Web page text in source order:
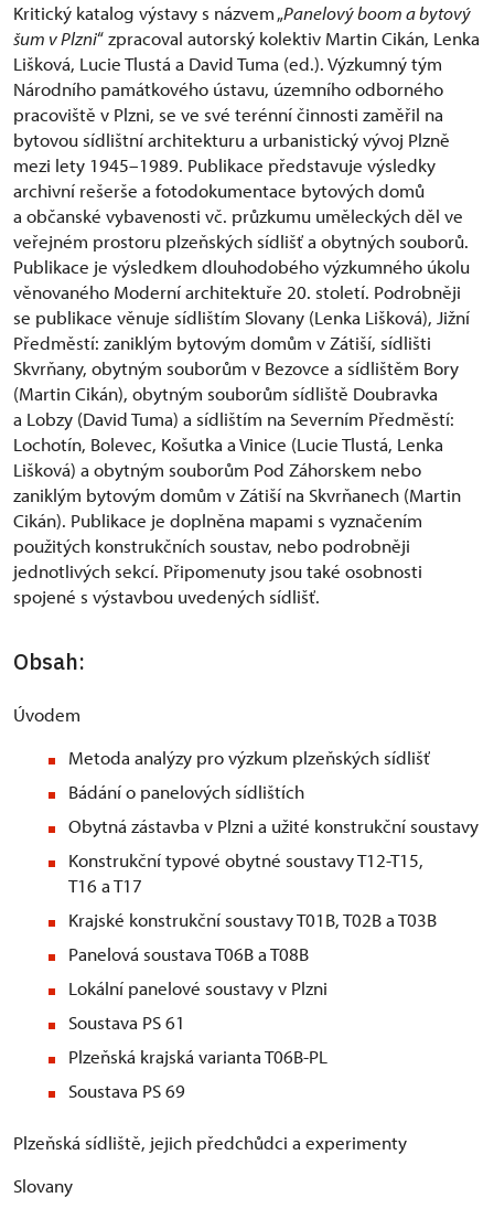
Kritický katalog výstavy s názvem „Panelový boom a bytový
šum v Plzni“ zpracoval autorský kolektiv Martin Cikán, Lenka
Lišková, Lucie Tlustá a David Tuma (ed.). Výzkumný tým
Národního památkového ústavu, územního odborného
pracoviště v Plzni, se ve své terénní činnosti zaměřil na
bytovou sídlištní architekturu a urbanistický vývoj Plzně
mezi lety 1945–1989. Publikace představuje výsledky
archivní rešerše a fotodokumentace bytových domů
a občanské vybavenosti vč. průzkumu uměleckých děl ve
veřejném prostoru plzeňských sídlišť a obytných souborů.
Publikace je výsledkem dlouhodobého výzkumného úkolu
věnovaného Moderní architektuře 20. století. Podrobněji
se publikace věnuje sídlištím Slovany (Lenka Lišková), Jižní
Předměstí: zaniklým bytovým domům v Zátiší, sídlišti
Skvrňany, obytným souborům v Bezovce a sídlištěm Bory
(Martin Cikán), obytným souborům sídliště Doubravka
a Lobzy (David Tuma) a sídlištím na Severním Předměstí:
Lochotín, Bolevec, Košutka a Vinice (Lucie Tlustá, Lenka
Lišková) a obytným souborům Pod Záhorskem nebo
zaniklým bytovým domům v Zátiší na Skvrňanech (Martin
Cikán). Publikace je doplněna mapami s vyznačením
použitých konstrukčních soustav, nebo podrobněji
jednotlivých sekcí. Připomenuty jsou také osobnosti
spojené s výstavbou uvedených sídlišť.
Obsah:
Úvodem
Metoda analýzy pro výzkum plzeňských sídlišť
Bádání o panelových sídlištích
Obytná zástavba v Plzni a užité konstrukční soustavy
Konstrukční typové obytné soustavy T12-T15,
T16 a T17
Krajské konstrukční soustavy T01B, T02B a T03B
Panelová soustava T06B a T08B
Lokální panelové soustavy v Plzni
Soustava PS 61
Plzeňská krajská varianta T06B-PL
Soustava PS 69
Plzeňská sídliště, jejich předchůdci a experimenty
Slovany